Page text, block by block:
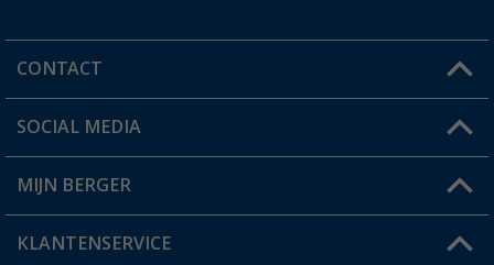
CONTACT
Een vraag?
Winkel vinden
SOCIAL MEDIA
MIJN BERGER
Mijn account
KLANTENSERVICE